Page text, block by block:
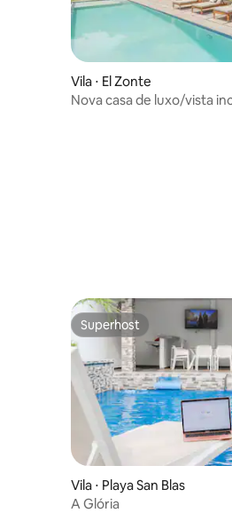
Vila ⋅ El Zonte
Nova casa de luxo/vista
Superhost
Superhost
Vila ⋅ Playa San Blas
A Glória